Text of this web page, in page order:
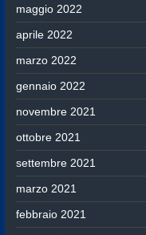
maggio 2022
aprile 2022
marzo 2022
gennaio 2022
novembre 2021
ottobre 2021
settembre 2021
marzo 2021
febbraio 2021